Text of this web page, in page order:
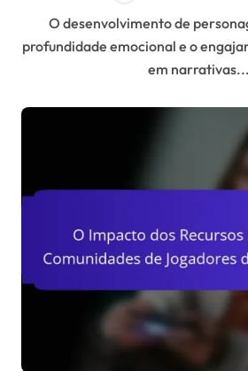
O desenvolvimento de personagens aprimora a
profundidade emocional e o
em narrativas...